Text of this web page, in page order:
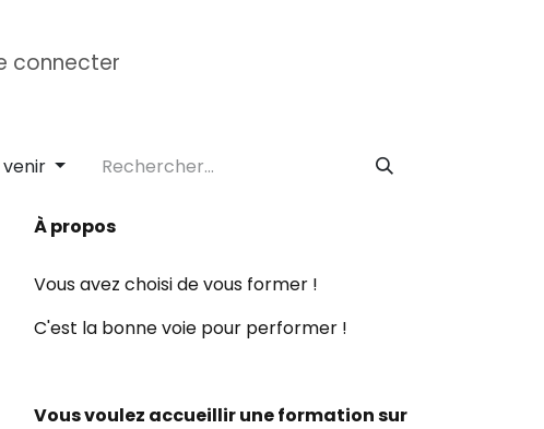
Formation CAP
connecter
venir
À propos
Vous avez choisi de vous former !
C'est la bonne voie pour performer !
Vous voulez accueillir une formation sur